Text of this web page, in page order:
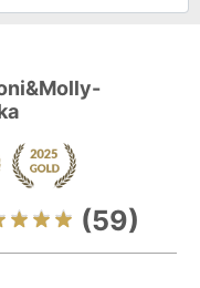
(59)